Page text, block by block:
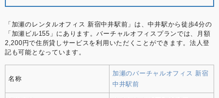
「加瀬のレンタルオフィス 新宿中井駅前」は、中井駅から徒歩4分の
「加瀬ビル155」にあります。バーチャルオフィスプランでは、月額
2,200円で住所貸しサービスを利用いただくことができます。法人登
記も可能となっています。
名称
加瀬のバーチャルオフィス 新宿
中井駅前